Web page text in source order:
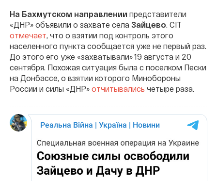
На Бахмутском направлении представители
«ДНР» объявили о захвате села Зайцево . CIT
отмечает , что о взятии под контроль этого
населенного пункта сообщается уже не первый раз.
До этого его уже «захватывали» 19 августа и 20
сентября. Похожая ситуация была с поселком Пески
на Донбассе, о взятии которого Минобороны
России и силы «ДНР» отчитывались четыре раза.